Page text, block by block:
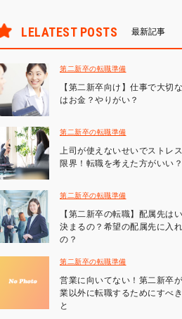
LELATEST POSTS 最新記事
第二新卒の転職準備
【第二新卒向け】仕事で大切
はお金？やりがい？
第二新卒の転職準備
上司が使えないせいでストレ
限界！転職を考えた方がいい？
第二新卒の転職準備
【第二新卒の転職】配属先は
決まるの？希望の配属先に入
の？
第二新卒の転職準備
営業に向いてない！第二新卒
業以外に転職するためにすべ
と